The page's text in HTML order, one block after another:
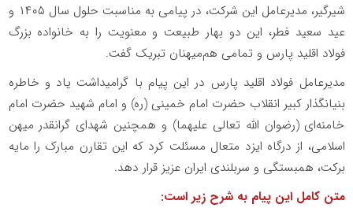
شیرگیر، مدیرعامل این شرکت، در پیامی به مناسبت حلول سال ۱۴۰۵ و
عید سعید فطر، این دو بهار طبیعت و معنویت را به خانواده بزرگ
فولاد اقلید پارس و تمامی هم‌میهنان تبریک گفت.
مدیرعامل فولاد اقلید پارس در این پیام با گرامیداشت یاد و خاطره
بنیانگذار کبیر انقلاب حضرت امام خمینی (ره) و امام شهید حضرت امام
خامنه‌ای (رضوان الله تعالی علیهما) و همچنین شهدای گرانقدر میهن
اسلامی، از درگاه ایزد متعال مسئلت کرد که این تقارن مبارک را مایه
برکت، همبستگی و سربلندی ایران عزیز قرار دهد.
متن کامل این پیام به شرح زیر است: